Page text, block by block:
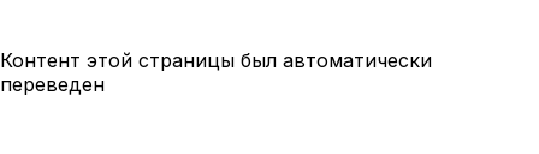
Контент этой страницы был автоматически
переведен